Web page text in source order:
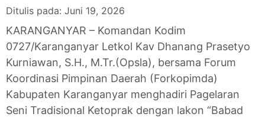
Ditulis pada: Juni 19, 2026
KARANGANYAR – Komandan Kodim
0727/Karanganyar Letkol Kav Dhanang Prasetyo
Kurniawan, S.H., M.Tr.(Opsla), bersama Forum
Koordinasi Pimpinan Daerah (Forkopimda)
Kabupaten Karanganyar menghadiri Pagelaran
Seni Tradisional Ketoprak dengan lakon “Babad